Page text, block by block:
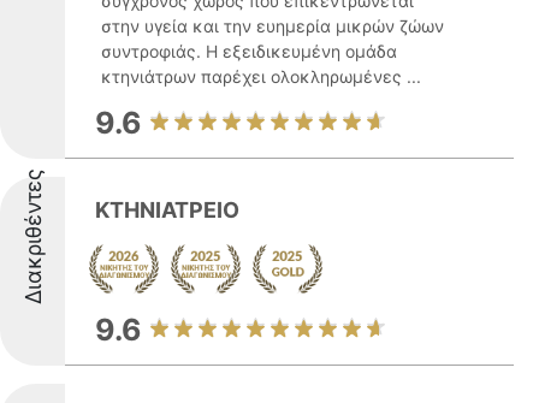
στην υγεία και την ευημερία μικρών ζώων
συντροφιάς. Η εξειδικευμένη ομάδα
κτηνιάτρων παρέχει ολοκληρωμένες ...
9.6
Διακριθέντες ΚΤΗΝΙΑΤΡΕΙΟ
9.6